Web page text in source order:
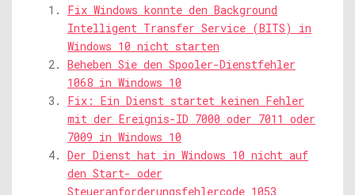
Fix Windows konnte den Background
Intelligent Transfer Service (BITS) in
Windows 10 nicht starten
Beheben Sie den Spooler-Dienstfehler
1068 in Windows 10
Fix: Ein Dienst startet keinen Fehler
mit der Ereignis-ID 7000 oder 7011 oder
7009 in Windows 10
Der Dienst hat in Windows 10 nicht auf
den Start- oder
Steueranforderungsfehlercode 1053